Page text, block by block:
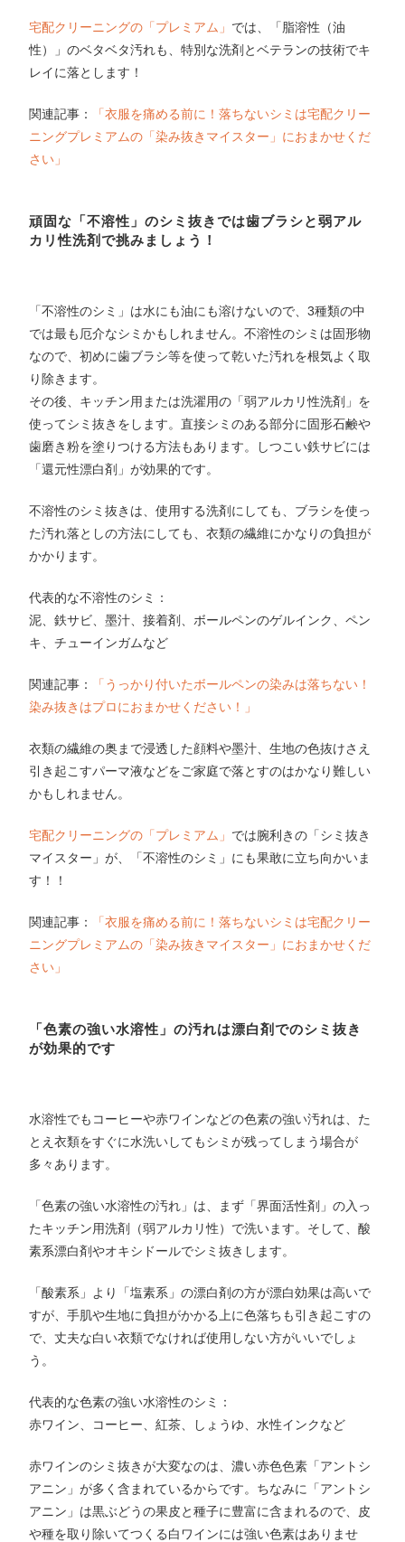
宅配クリーニングの「プレミアム」 では、「脂溶性（油
性）」のベタベタ汚れも、特別な洗剤とベテランの技術でキ
レイに落とします！
関連記事：
「衣服を痛める前に！落ちないシミは宅配クリー
ニングプレミアムの「染み抜きマイスター」におまかせくだ
さい」
頑固な「不溶性」のシミ抜きでは歯ブラシと弱アル
カリ性洗剤で挑みましょう！
「不溶性のシミ」は水にも油にも溶けないので、3種類の中
では最も厄介なシミかもしれません。不溶性のシミは固形物
なので、初めに歯ブラシ等を使って乾いた汚れを根気よく取
り除きます。
その後、キッチン用または洗濯用の「弱アルカリ性洗剤」を
使ってシミ抜きをします。直接シミのある部分に固形石鹸や
歯磨き粉を塗りつける方法もあります。しつこい鉄サビには
「還元性漂白剤」が効果的です。
不溶性のシミ抜きは、使用する洗剤にしても、ブラシを使っ
た汚れ落としの方法にしても、衣類の繊維にかなりの負担が
かかります。
代表的な不溶性のシミ：
泥、鉄サビ、墨汁、接着剤、ボールペンのゲルインク、ペン
キ、チューインガムなど
関連記事：
「うっかり付いたボールペンの染みは落ちない！
染み抜きはプロにおまかせください！」
衣類の繊維の奥まで浸透した顔料や墨汁、生地の色抜けさえ
引き起こすパーマ液などをご家庭で落とすのはかなり難しい
かもしれません。
宅配クリーニングの「プレミアム」 では腕利きの「シミ抜き
マイスター」が、「不溶性のシミ」にも果敢に立ち向かいま
す！！
関連記事：
「衣服を痛める前に！落ちないシミは宅配クリー
ニングプレミアムの「染み抜きマイスター」におまかせくだ
さい」
「色素の強い水溶性」の汚れは漂白剤でのシミ抜き
が効果的です
水溶性でもコーヒーや赤ワインなどの色素の強い汚れは、た
とえ衣類をすぐに水洗いしてもシミが残ってしまう場合が
多々あります。
「色素の強い水溶性の汚れ」は、まず「界面活性剤」の入っ
たキッチン用洗剤（弱アルカリ性）で洗います。そして、酸
素系漂白剤やオキシドールでシミ抜きします。
「酸素系」より「塩素系」の漂白剤の方が漂白効果は高いで
すが、手肌や生地に負担がかかる上に色落ちも引き起こすの
で、丈夫な白い衣類でなければ使用しない方がいいでしょ
う。
代表的な色素の強い水溶性のシミ：
赤ワイン、コーヒー、紅茶、しょうゆ、水性インクなど
赤ワインのシミ抜きが大変なのは、濃い赤色色素「アントシ
アニン」が多く含まれているからです。ちなみに「アントシ
アニン」は黒ぶどうの果皮と種子に豊富に含まれるので、皮
や種を取り除いてつくる白ワインには強い色素はありませ